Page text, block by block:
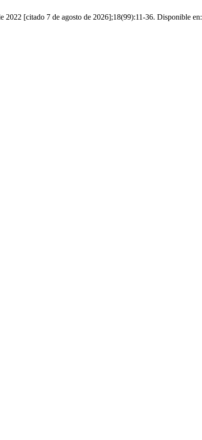
[citado 7 de agosto de 2026];18(99):11-36. Disponible en: